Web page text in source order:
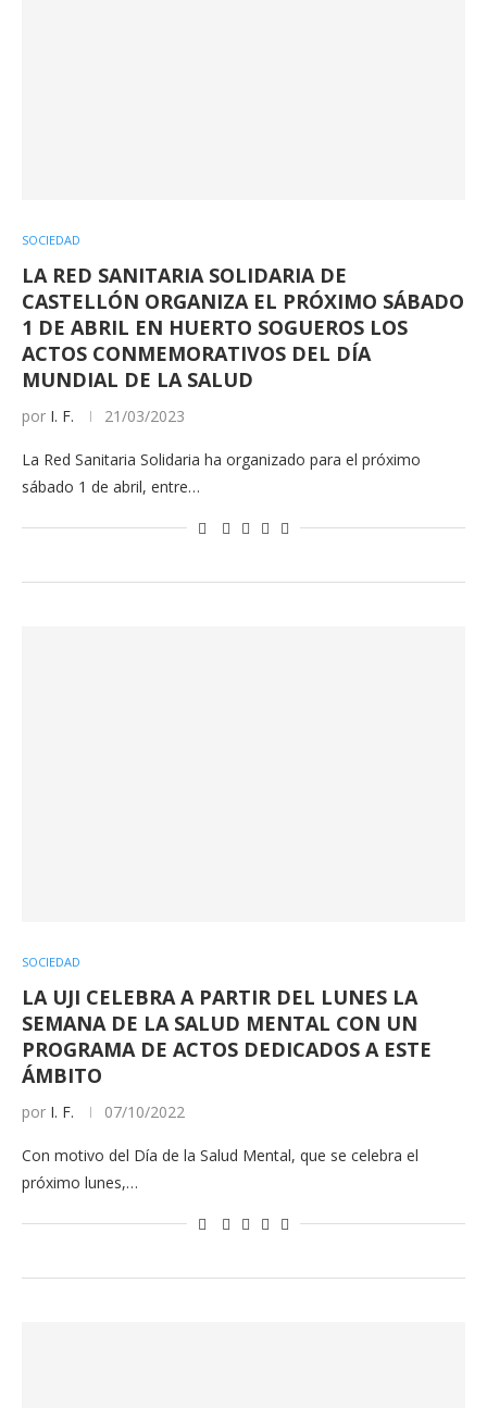
SOCIEDAD
LA RED SANITARIA SOLIDARIA DE
CASTELLÓN ORGANIZA EL PRÓXIMO SÁBADO
1 DE ABRIL EN HUERTO SOGUEROS LOS
ACTOS CONMEMORATIVOS DEL DÍA
MUNDIAL DE LA SALUD
por I. F. 21/03/2023
La Red Sanitaria Solidaria ha organizado para el próximo
sábado 1 de abril, entre…
SOCIEDAD
LA UJI CELEBRA A PARTIR DEL LUNES LA
SEMANA DE LA SALUD MENTAL CON UN
PROGRAMA DE ACTOS DEDICADOS A ESTE
ÁMBITO
por I. F. 07/10/2022
Con motivo del Día de la Salud Mental, que se celebra el
próximo lunes,…